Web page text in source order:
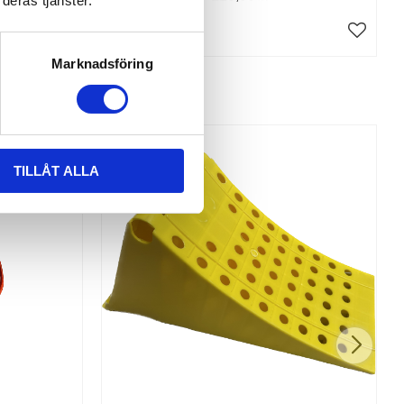
Marknadsföring
TILLÅT ALLA
INFO